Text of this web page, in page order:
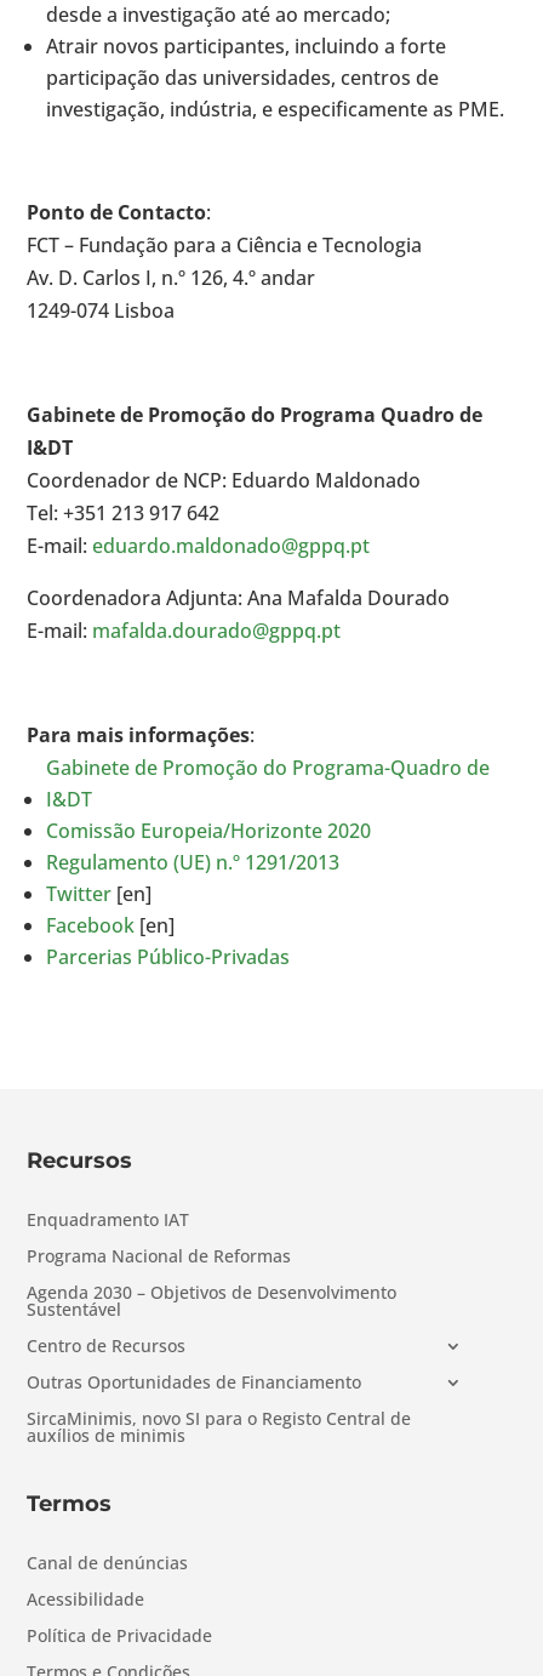
desde a investigação até ao mercado;
Atrair novos participantes, incluindo a forte
participação das universidades, centros de
investigação, indústria, e especificamente as PME.
Ponto de Contacto:
FCT – Fundação para a Ciência e Tecnologia
Av. D. Carlos I, n.º 126, 4.º andar
1249-074 Lisboa
Gabinete de Promoção do Programa Quadro de
I&DT
Coordenador de NCP: Eduardo Maldonado
Tel: +351 213 917 642
E-mail:eduardo.maldonado@gppq.pt
Coordenadora Adjunta: Ana Mafalda Dourado
E-mail: mafalda.dourado@gppq.pt
Para mais informações:
Gabinete de Promoção do Programa-Quadro de
I&DT
Comissão Europeia/Horizonte 2020
Regulamento (UE) n.º 1291/2013
Twitter [en]
Facebook [en]
Parcerias Público-Privadas
Recursos
Enquadramento IAT
Programa Nacional de Reformas
Agenda 2030 – Objetivos de Desenvolvimento
Sustentável
Centro de Recursos
Outras Oportunidades de Financiamento
SircaMinimis, novo SI para o Registo Central de
auxílios de minimis
Termos
Canal de denúncias
Acessibilidade
Política de Privacidade